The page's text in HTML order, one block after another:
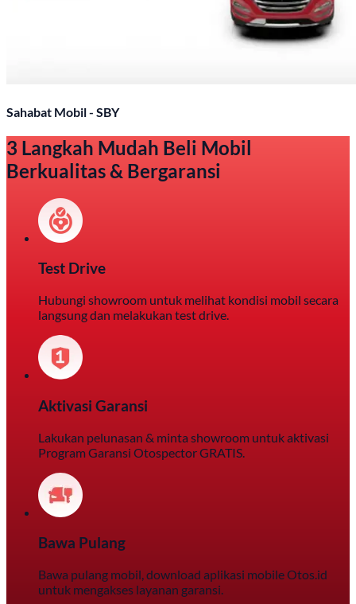
Sahabat Mobil - SBY
3 Langkah Mudah Beli Mobil
Berkualitas & Bergaransi
Test Drive
Hubungi showroom untuk melihat kondisi mobil secara
langsung dan melakukan test drive.
Aktivasi Garansi
Lakukan pelunasan & minta showroom untuk aktivasi
Program Garansi Otospector GRATIS.
Bawa Pulang
Bawa pulang mobil, download aplikasi mobile Otos.id
untuk mengakses layanan garansi.